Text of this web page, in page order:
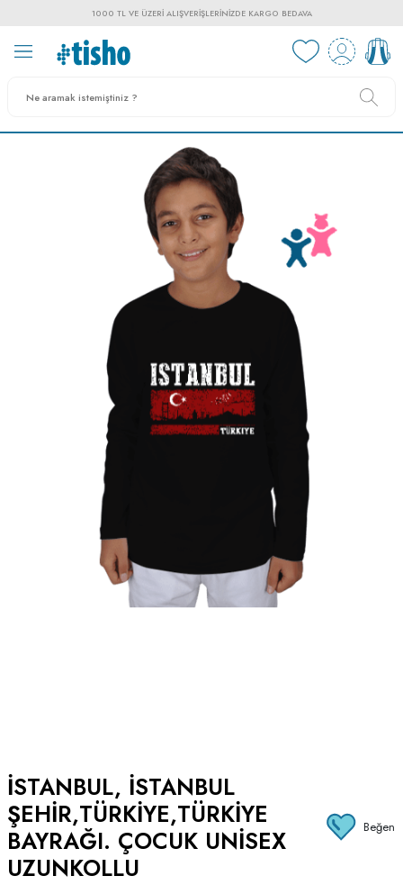
1000 TL VE ÜZERI ALIŞVERIŞLERINIZDE KARGO BEDAVA
ISTANBUL, ISTANBUL
ŞEHIR,TÜRKIYE,TÜRKIYE
BAYRAĞI. ÇOCUK UNISEX
UZUNKOLLU
Beğen